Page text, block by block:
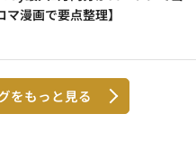
マ漫画で要点整理】
をもっと見る